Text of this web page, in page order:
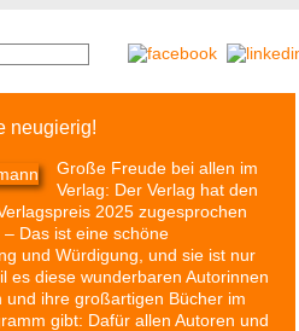
neugierig!
Große Freude bei allen im
Verlag: Der Verlag hat den
2025 zugesprochen
– Das ist eine schöne
und Würdigung, und sie ist nur
es diese wunderbaren Autorinnen
und ihre großartigen Bücher im
gibt: Dafür allen Autoren und